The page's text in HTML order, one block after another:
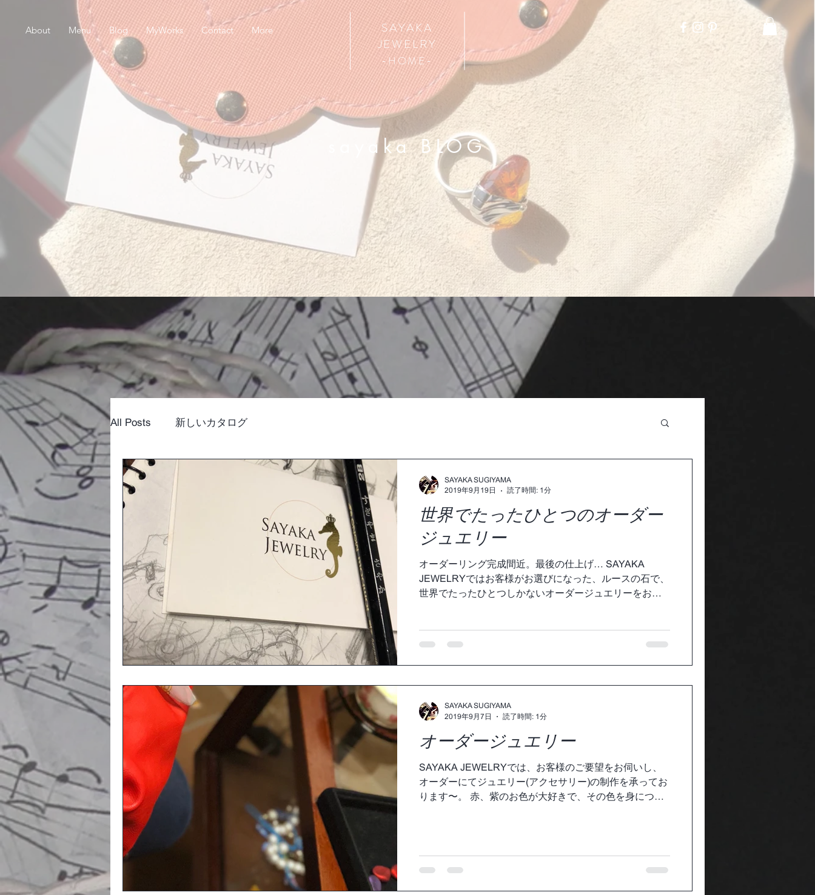
About Menu Blog MyWorks Contact More
SAYAKA
JEWELRY
​-HOME-
​sayaka BLOG
All Posts 新しいカタログ
世界でたったひとつのオーダー
ジュエリー
オーダーリング完成間近。最後の仕上げ… SAYAKA
JEWELRYではお客様がお選びになった、ルースの石で、
世界でたったひとつしかないオーダージュエリーをお作
SAYAKA SUGIYAMA
2019年9月19日
読了時間: 1分
オーダージュエリー
SAYAKA JEWELRYでは、お客様のご要望をお伺いし、
オーダーにてジュエリー(アクセサリー)の制作を承ってお
ります〜。 赤、紫のお色が大好きで、その色を身につけ
SAYAKA SUGIYAMA
2019年9月7日
読了時間: 1分